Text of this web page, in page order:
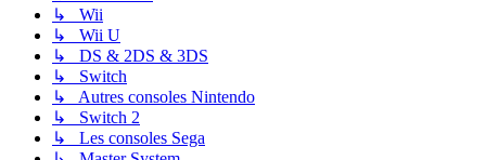
↳ Wii
↳ Wii U
↳ DS & 2DS & 3DS
↳ Switch
↳ Autres consoles Nintendo
↳ Switch 2
↳ Les consoles Sega